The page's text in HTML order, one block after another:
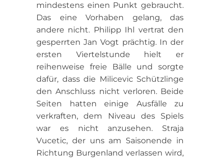
mindestens einen Punkt gebraucht.
Das eine Vorhaben gelang, das
andere nicht. Philipp Ihl vertrat den
gesperrten Jan Vogt prächtig. In der
ersten Viertelstunde hielt er
reihenweise freie Bälle und sorgte
dafür, dass die Milicevic Schützlinge
den Anschluss nicht verloren. Beide
Seiten hatten einige Ausfälle zu
verkraften, dem Niveau des Spiels
war es nicht anzusehen. Straja
Vucetic, der uns am Saisonende in
Richtung Burgenland verlassen wird,